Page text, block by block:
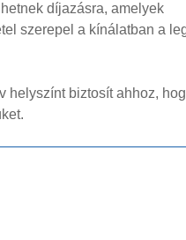
díjazásra, amelyek
szerepel a kínálatban a
helyszínt biztosít ahhoz,